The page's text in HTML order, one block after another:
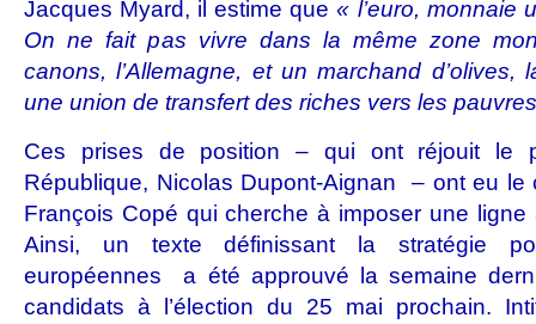
Jacques Myard, il estime que« l’euro, monnaie
On ne fait pas vivre dans la même zone
canons, l’Allemagne, et un marchand d’olives,
une union de transfert des riches vers les
Ces prises de position – qui ont réjouit le
République, Nicolas Dupont-Aignan – ont eu le
François Copé qui cherche à imposer une ligne
Ainsi, un texte définissant la stratégie
européennes a été approuvé la semaine
candidats à l’élection du 25 mai prochain.